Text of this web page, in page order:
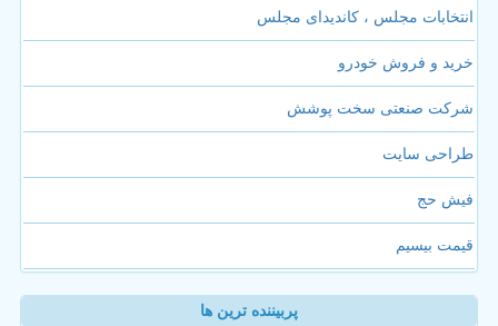
انتخابات مجلس ، کاندیدای مجلس
خرید و فروش خودرو
شرکت صنعتی سخت پوشش
طراحی سایت
فیش حج
قیمت بیسیم
پربیننده ترین ها